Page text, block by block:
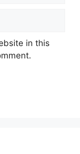
in this